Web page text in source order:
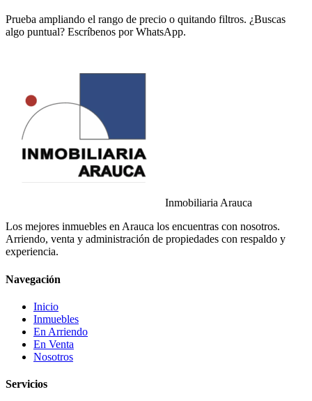
Prueba ampliando el rango de precio o quitando filtros. ¿Buscas
algo puntual? Escríbenos por WhatsApp.
Inmobiliaria Arauca
Los mejores inmuebles en Arauca los encuentras con nosotros.
Arriendo, venta y administración de propiedades con respaldo y
experiencia.
Navegación
Inicio
Inmuebles
En Arriendo
En Venta
Nosotros
Servicios